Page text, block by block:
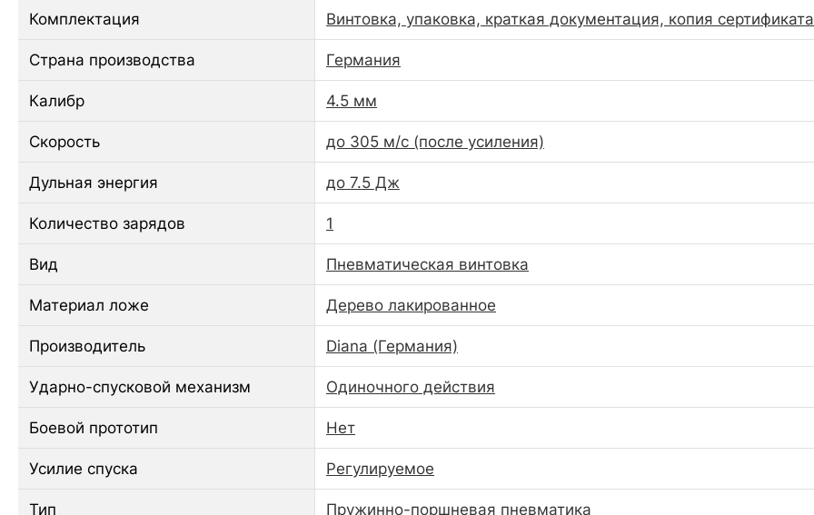
Комплектация Винтовка, упаковка, краткая документация, копия
Страна производства Германия
Калибр 4.5 мм
Скорость до 305 м/с (после усиления)
Дульная энергия до 7.5 Дж
Количество зарядов 1
Вид Пневматическая винтовка
Материал ложе Дерево лакированное
Производитель Diana (Германия)
Ударно-спусковой механизм Одиночного действия
Боевой прототип Нет
Усилие спуска Регулируемое
Тип Пружинно-поршневая пневматика